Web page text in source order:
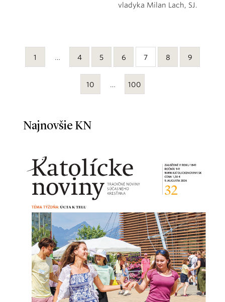
vladyka Milan Lach, SJ.
1 … 4 5 6 7 8 9
10 … 100
Najnovšie KN